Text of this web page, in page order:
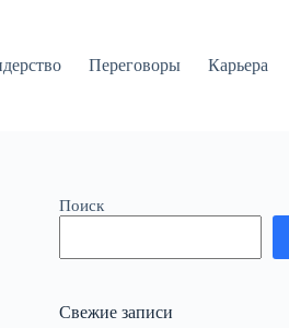
Переговоры Карьера
Поиск
Свежие записи